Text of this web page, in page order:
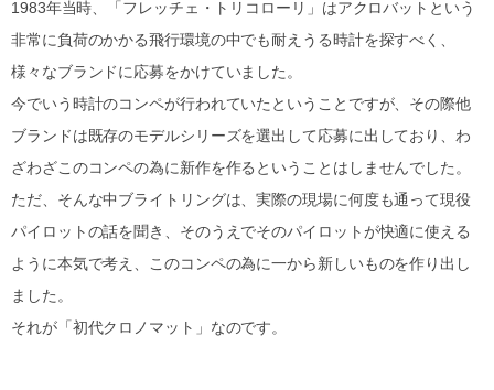
1983年当時、「フレッチェ・トリコローリ」はアクロバットという
非常に負荷のかかる飛行環境の中でも耐えうる時計を探すべく、
様々なブランドに応募をかけていました。
今でいう時計のコンペが行われていたということですが、その際他
ブランドは既存のモデルシリーズを選出して応募に出しており、わ
ざわざこのコンペの為に新作を作るということはしませんでした。
ただ、そんな中ブライトリングは、実際の現場に何度も通って現役
パイロットの話を聞き、そのうえでそのパイロットが快適に使える
ように本気で考え、このコンペの為に一から新しいものを作り出し
ました。
それが「初代クロノマット」なのです。